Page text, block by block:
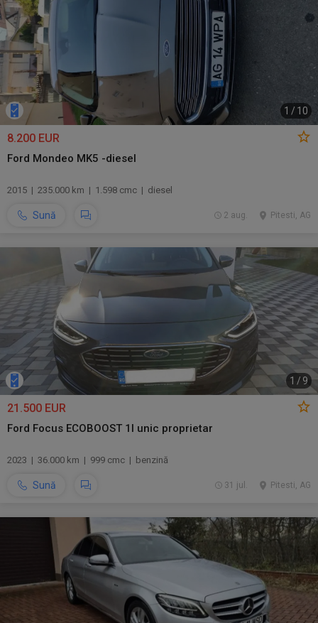
1 / 10
8.200 EUR
Ford Mondeo MK5 -diesel
2015 | 235.000 km | 1.598 cmc | diesel
Sună Pitesti, AG
2 aug.
1 / 9
21.500 EUR
Ford Focus ECOBOOST 1l unic proprietar
2023 | 36.000 km | 999 cmc | benzină
Sună Pitesti, AG
31 jul.